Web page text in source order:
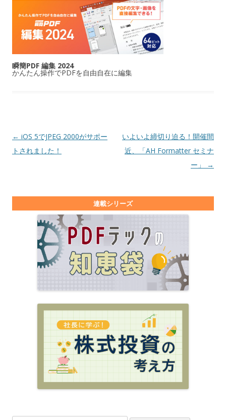
瞬簡PDF 編集 2024
かんたん操作でPDFを自由自在に編集
投稿ナビゲーション
← iOS 5でJPEG 2000がサポー
トされました！
いよいよ締切り迫る！開催間
近、「AH Formatter セミナ
ー」
→
連載シリーズ